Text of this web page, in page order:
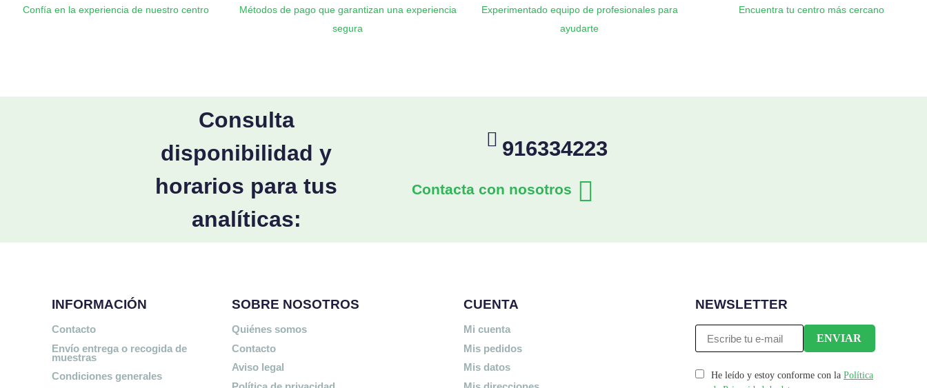
Confía en la experiencia de nuestro centro
Métodos de pago que garantizan una experiencia
segura
Experimentado equipo de profesionales para
ayudarte
Encuentra tu centro más cercano
Consulta
disponibilidad y
horarios para tus
analíticas:
916334223
Contacta con nosotros
INFORMACIÓN
Contacto
Envío entrega o recogida de
muestras
Condiciones generales
SOBRE NOSOTROS
Quiénes somos
Contacto
Aviso legal
CUENTA
Mi cuenta
Mis pedidos
Mis datos
NEWSLETTER
He leído y estoy conforme con la Política